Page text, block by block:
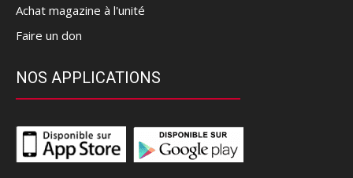
Achat magazine à l'unité
Faire un don
NOS APPLICATIONS